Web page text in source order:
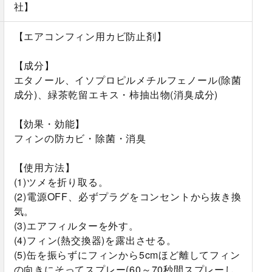
社】
【エアコンフィン用カビ防止剤】
【成分】
エタノール、イソプロピルメチルフェノール(除菌
成分)、緑茶乾留エキス・柿抽出物(消臭成分)
【効果・効能】
フィンの防カビ・除菌・消臭
【使用方法】
(1)ツメを折り取る。
(2)電源OFF、必ずプラグをコンセントから抜き換
気。
(3)エアフィルターを外す。
(4)フィン(熱交換器)を露出させる。
(5)缶を振らずにフィンから5cmほど離してフィン